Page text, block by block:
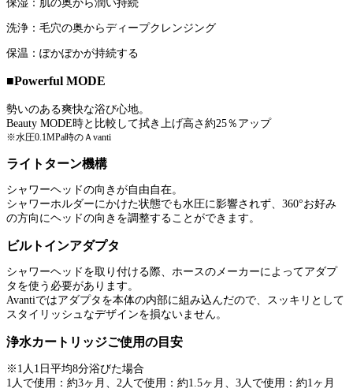
保湿：肌の奥から潤い持続
洗浄：毛穴の奥からディープクレンジング
保温：ぽかぽかが持続する
■Powerful MODE
勢いのある爽快な浴び心地。
Beauty MODE時と比較して拭き上げ高さ約25％アップ
※水圧0.1MPa時のＡvanti
ライトターン機構
シャワーヘッドの向きが自由自在。
シャワーホルダーにかけた状態でも水圧に影響されず、360°お好み
の方向にヘッドの向きを調整することができます。
ビルトインアダプタ
シャワーヘッドを取り付ける際、ホースのメーカーによってアダプ
タを使う必要があります。
Avantiではアダプタを本体の内部に組み込んだので、スッキリとして
スタイリッシュなデザインを損ないません。
浄水カートリッジご使用の目安
※1人1日平均8分浴びた場合
1人で使用：約3ヶ月、2人で使用：約1.5ヶ月、3人で使用：約1ヶ月